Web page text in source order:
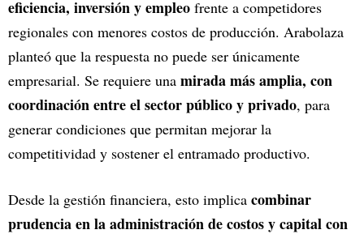
eficiencia, inversión y empleo frente a competidores
regionales con menores costos de producción. Arabolaza
planteó que la respuesta no puede ser únicamente
empresarial. Se requiere una mirada más amplia, con
coordinación entre el sector público y privado, para
generar condiciones que permitan mejorar la
competitividad y sostener el entramado productivo.
Desde la gestión financiera, esto implica combinar
prudencia en la administración de costos y capital con